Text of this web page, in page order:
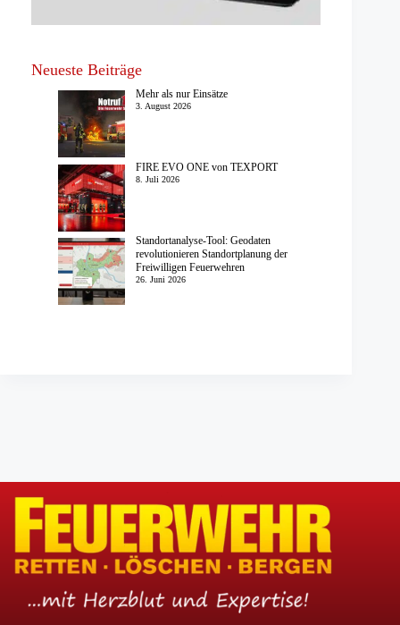
Neueste Beiträge
Mehr als nur Einsätze
3. August 2026
FIRE EVO ONE von TEXPORT
8. Juli 2026
Standortanalyse-Tool: Geodaten
revolutionieren Standortplanung der
Freiwilligen Feuerwehren
26. Juni 2026